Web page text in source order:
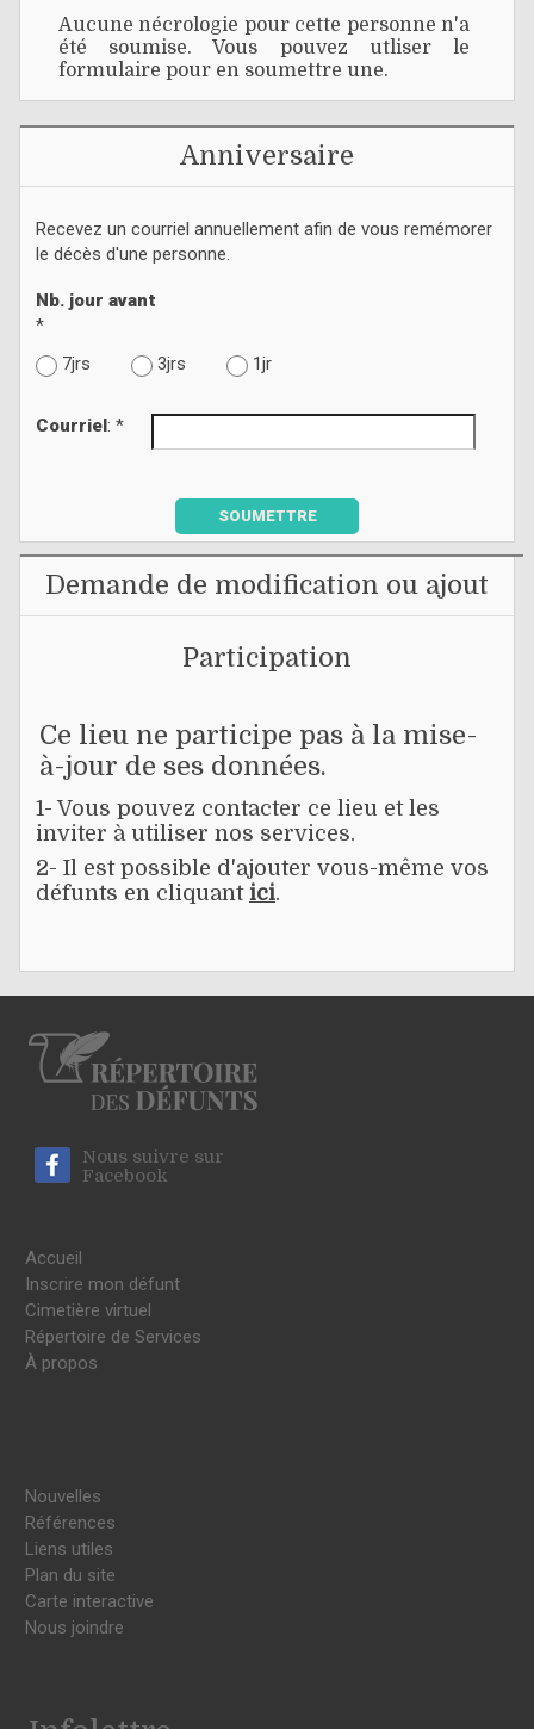
Aucune nécrologie pour cette personne n'a
été soumise. Vous pouvez utliser le
formulaire pour en soumettre une.
Anniversaire
Recevez un courriel annuellement afin de vous remémorer
le décès d'une personne.
Nb. jour avant
*
7jrs
3jrs 1jr
Courriel : *
SOUMETTRE
Demande de modification ou ajout
Participation
Ce lieu ne participe pas à la mise-
à-jour de ses données.
1- Vous pouvez contacter ce lieu et les
inviter à utiliser nos services.
2- Il est possible d'ajouter vous-même vos
défunts en cliquant ici.
Nous suivre sur
Facebook
Accueil
Inscrire mon défunt
Cimetière virtuel
Répertoire de Services
À propos
Nouvelles
Références
Liens utiles
Plan du site
Carte interactive
Nous joindre